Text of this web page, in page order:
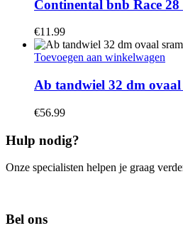
Continental bnb Race
€11.99
Toevoegen aan winkelwagen
Ab tandwiel 32 dm
€56.99
Hulp nodig?
Onze specialisten helpen je graag
Bel ons